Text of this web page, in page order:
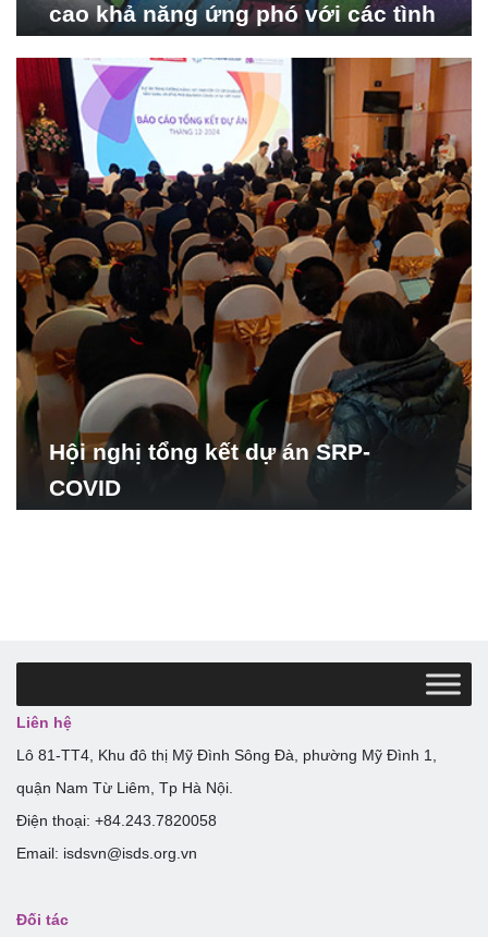
cao khả năng ứng phó với các tình
Hội nghị tổng kết dự án SRP-
COVID
Liên hệ
Lô 81-TT4, Khu đô thị Mỹ Đình Sông Đà, phường Mỹ Đình 1,
quận Nam Từ Liêm, Tp Hà Nội.
Điện thoại: +84.243.7820058
Email: isdsvn@isds.org.vn
Đối tác